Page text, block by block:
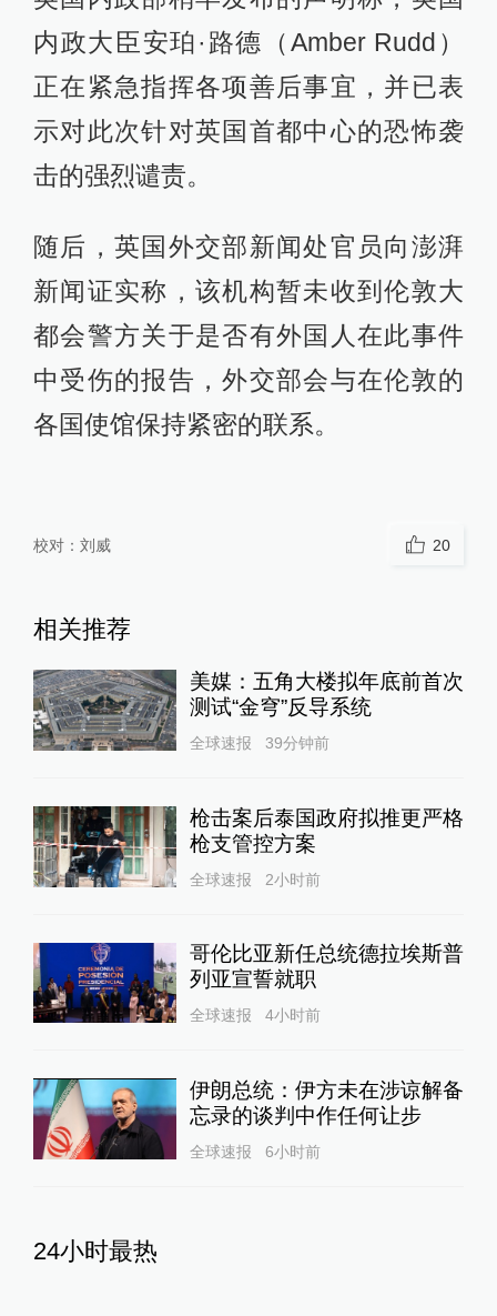
内政大臣安珀·路德（Amber Rudd）
正在紧急指挥各项善后事宜，并已表
示对此次针对英国首都中心的恐怖袭
击的强烈谴责。
随后，英国外交部新闻处官员向澎湃
新闻证实称，该机构暂未收到伦敦大
都会警方关于是否有外国人在此事件
中受伤的报告，外交部会与在伦敦的
各国使馆保持紧密的联系。
校对： 刘威 20
相关推荐
美媒：五角大楼拟年底前首次
测试“金穹”反导系统
全球速报 39分钟前
枪击案后泰国政府拟推更严格
枪支管控方案
全球速报 2小时前
哥伦比亚新任总统德拉埃斯普
列亚宣誓就职
全球速报 4小时前
伊朗总统：伊方未在涉谅解备
忘录的谈判中作任何让步
全球速报 6小时前
24小时最热